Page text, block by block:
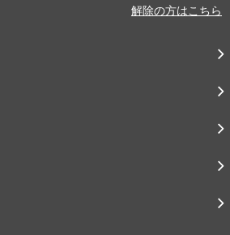
解除の方はこちら